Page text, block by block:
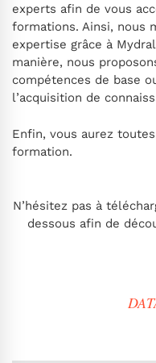
experts afin de vous
formations. Ainsi, nous
expertise grâce à
manière, nous
compétences de base
l’acquisition de
Enfin, vous aurez
formation.
N’hésitez pas à
dessous afin de